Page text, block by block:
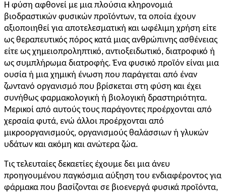
Η φύση αφθονεί με μια πλούσια κληρονομιά
βιοδραστικών φυσικών προϊόντων, τα οποία έχουν
αξιοποιηθεί για αποτελεσματική και ωφέλιμη χρήση είτε
ως θεραπευτικός πόρος κατά μιας ανθρώπινης ασθένειας
είτε ως χημειοπροληπτικό, αντιοξειδωτικό, διατροφικό ή
ως συμπλήρωμα διατροφής. Ένα φυσικό προϊόν είναι μια
ουσία ή μια χημική ένωση που παράγεται από έναν
ζωντανό οργανισμό που βρίσκεται στη φύση και έχει
συνήθως φαρμακολογική ή βιολογική δραστηριότητα.
Μερικοί από αυτούς τους παράγοντες προέρχονται από
χερσαία φυτά, ενώ άλλοι προέρχονται από
μικροοργανισμούς, οργανισμούς θαλάσσιων ή γλυκών
υδάτων και ακόμη και ανώτερα ζώα.
Τις τελευταίες δεκαετίες έχουμε δει μια άνευ
προηγουμένου παγκόσμια αύξηση του ενδιαφέροντος για
φάρμακα που βασίζονται σε βιοενεργά φυσικά προϊόντα,